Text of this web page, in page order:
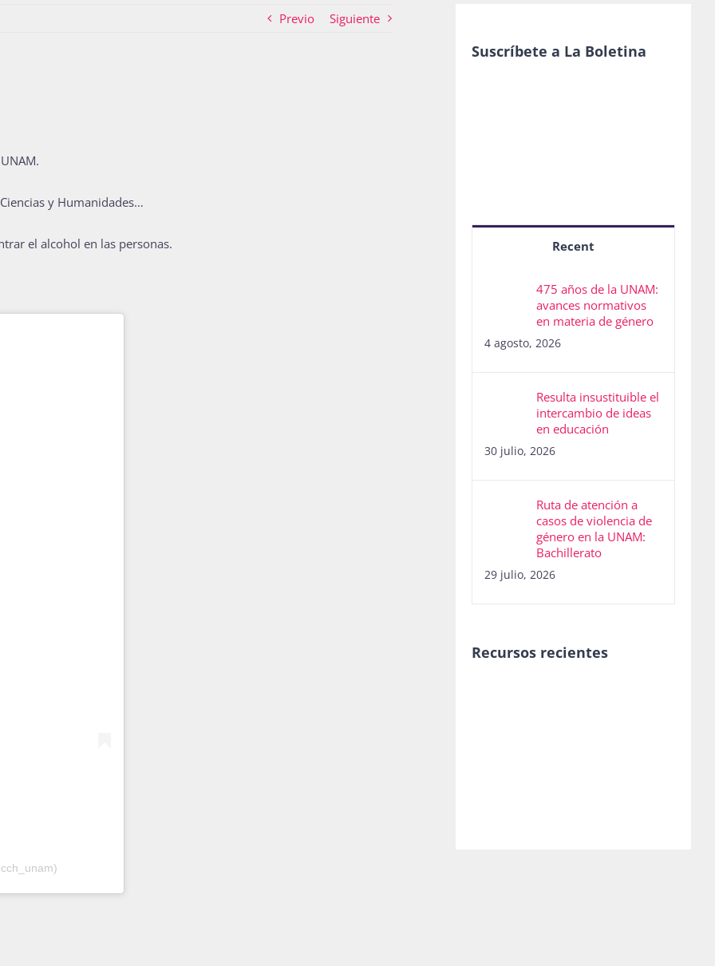
Previo Siguiente
y Humanidades…
el alcohol en las personas.
Suscríbete a La Boletina
Recent
475 años de la UNAM:
avances normativos
en materia de género
4 agosto, 2026
Resulta insustituible el
intercambio de ideas
en educación
30 julio, 2026
Ruta de atención a
casos de violencia de
género en la UNAM:
Bachillerato
29 julio, 2026
Recursos recientes